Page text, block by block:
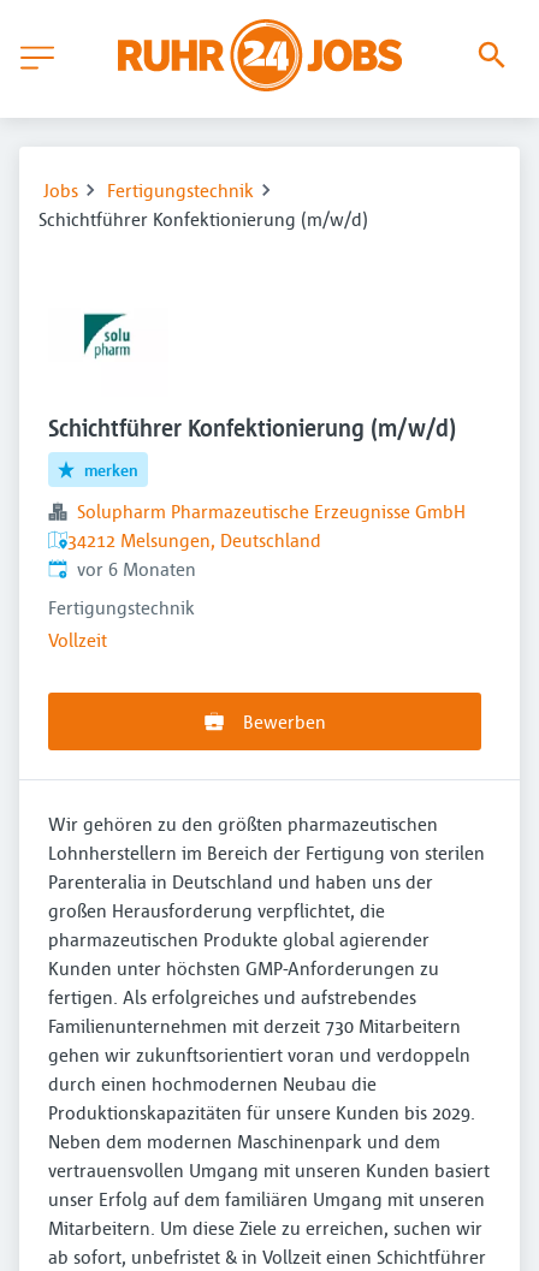
Jobs
Fertigungstechnik
Schichtführer Konfektionierung (m/w/d)
Schichtführer Konfektionierung (m/w/d)
merken
Solupharm Pharmazeutische Erzeugnisse GmbH
34212 Melsungen, Deutschland
Veröffentlicht:
vor 6 Monaten
Fertigungstechnik
Vollzeit
Bewerben
Wir gehören zu den größten pharmazeutischen
Lohnherstellern im Bereich der Fertigung von sterilen
Parenteralia in Deutschland und haben uns der
großen Herausforderung verpflichtet, die
pharmazeutischen Produkte global agierender
Kunden unter höchsten GMP-Anforderungen zu
fertigen. Als erfolgreiches und aufstrebendes
Familienunternehmen mit derzeit 730 Mitarbeitern
gehen wir zukunftsorientiert voran und verdoppeln
durch einen hochmodernen Neubau die
Produktionskapazitäten für unsere Kunden bis 2029.
Neben dem modernen Maschinenpark und dem
vertrauensvollen Umgang mit unseren Kunden basiert
unser Erfolg auf dem familiären Umgang mit unseren
Mitarbeitern. Um diese Ziele zu erreichen, suchen wir
ab sofort, unbefristet & in Vollzeit einen Schichtführer